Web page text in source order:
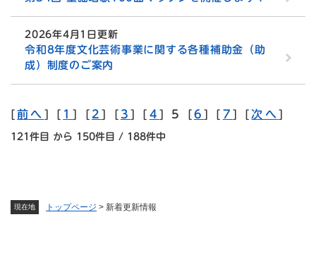
現在地 トップページ > 新着更新情報
2026年4月1日更新
令和8年度文化芸術事業に関する各種補助金（助
成）制度のご案内
[前へ ] [ 1] [ 2] [ 3] [ 4 ] 5 [6] [ 7 ] [ 次へ ]
121件目 から 150件目 / 188件中